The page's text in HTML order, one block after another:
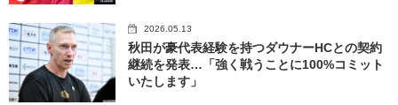
2026.05.13
秋田が豪代表経験を持つダウナーHCとの契約
継続を発表…「強く戦うことに100%コミット
いたします」